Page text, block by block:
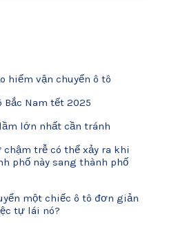
hiểm vận chuyển ô tô
Bắc Nam tết 2025
lớn nhất cần tránh
chậm trễ có thể xảy ra khi
phố này sang thành phố
một chiếc ô tô đơn giản
tự lái nó?